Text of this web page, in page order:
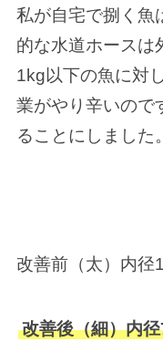
私が自宅で捌く魚
的な水道ホースは
1kg以下の魚に対
業がやり辛いので
ることにしました。
改善前（太）内径
改善後（細）内